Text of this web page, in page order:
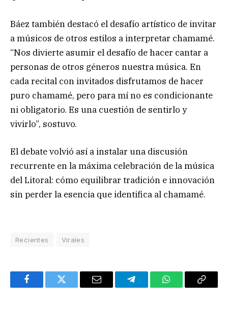
Báez también destacó el desafío artístico de invitar
a músicos de otros estilos a interpretar chamamé.
“Nos divierte asumir el desafío de hacer cantar a
personas de otros géneros nuestra música. En
cada recital con invitados disfrutamos de hacer
puro chamamé, pero para mí no es condicionante
ni obligatorio. Es una cuestión de sentirlo y
vivirlo”, sostuvo.
El debate volvió así a instalar una discusión
recurrente en la máxima celebración de la música
del Litoral: cómo equilibrar tradición e innovación
sin perder la esencia que identifica al chamamé.
Recientes Virales
FacebookTwitter Email TelegramWhatsAppCopy